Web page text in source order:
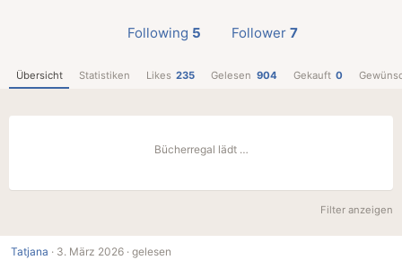
Following 5 Follower 7
Übersicht Statistiken Likes 235 Gelesen 904 Gekauft 0
Bücherregal lädt …
Filter anzeigen
Tatjana · 3. März 2026 · gelesen